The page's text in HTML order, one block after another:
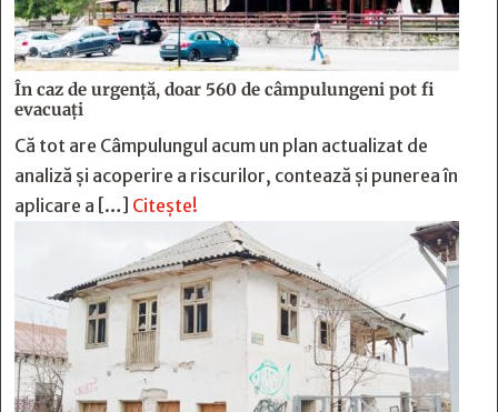
În caz de urgență, doar 560 de câmpulungeni pot fi
evacuați
Că tot are Câmpulungul acum un plan actualizat de
analiză și acoperire a riscurilor, contează și punerea în
aplicare a […] Citește!